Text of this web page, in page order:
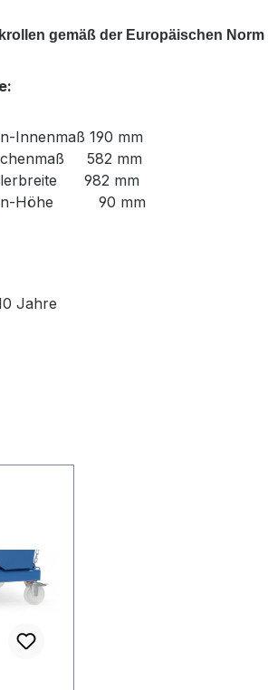
gemäß der Europäischen Norm
Innenmaß 190 mm
582 mm
982 mm
Höhe 90 mm
Jahre